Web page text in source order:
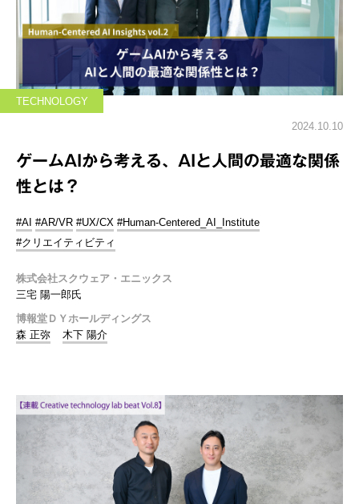
TECHNOLOGY
2024.10.10
ゲームAIから考える、AIと人間の最適な関係
性とは？
#AI #AR/VR #UX/CX #Human-Centered_AI_Institute
#クリエイティビティ
株式会社スクウェア・エニックス
三宅 陽一郎氏
博報堂ＤＹホールディングス
森 正弥
木下 陽介